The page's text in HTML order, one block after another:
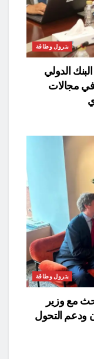
بترول وطاقة
الدولي
في مجالات
بترول وطاقة
مع وزير
ودعم التحول